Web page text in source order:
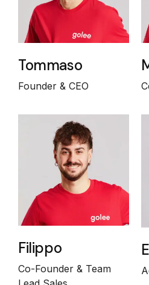
Tommaso
Founder & CEO
Filippo
Co-Founder & Team